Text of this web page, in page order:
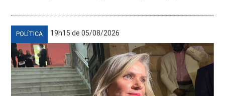
POLÍTICA 19h15 de 05/08/2026